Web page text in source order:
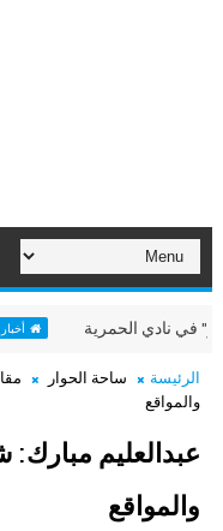
الحمرية أخبار وقضايا
الرئيسة ساحة الحوار
والمواقع
عبدالعليم
والمواقع